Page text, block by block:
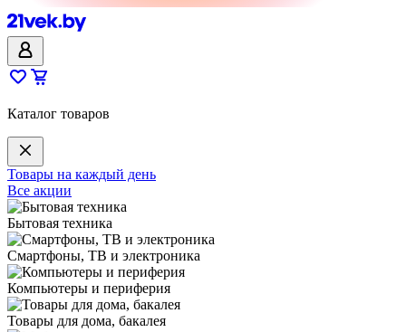
Каталог товаров
Товары на каждый день
Все акции
Бытовая техника
Смартфоны, ТВ и электроника
Компьютеры и периферия
Товары для дома, бакалея